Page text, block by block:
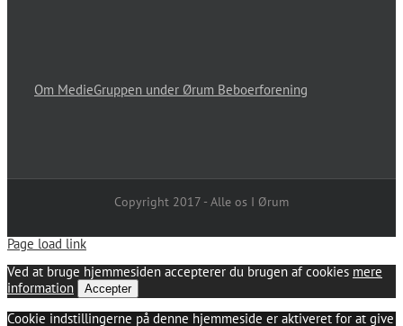
Om MedieGruppen under Ørum Beboerforening
Copyright 2017 - Alle os I Ørum
Page load link
Ved at bruge hjemmesiden accepterer du brugen af cookies mere
information
Accepter
Cookie indstillingerne på denne hjemmeside er aktiveret for at give